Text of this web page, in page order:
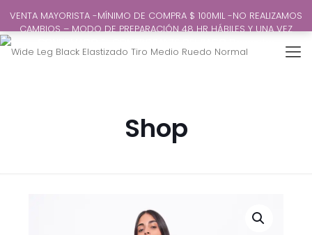
Shop
VENTA MAYORISTA -MÍNIMO DE COMPRA $ 100MIL -NO REALIZAMOS
CAMBIOS – MODO DE PREPARACIÓN 48 HR HÁBILES Y UNA VEZ